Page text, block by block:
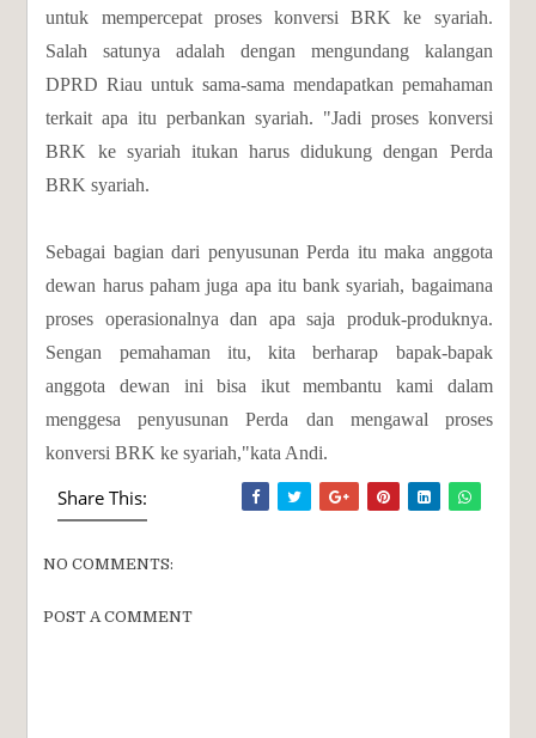
untuk mempercepat proses konversi BRK ke syariah.
Salah satunya adalah dengan mengundang kalangan
DPRD Riau untuk sama-sama mendapatkan pemahaman
terkait apa itu perbankan syariah. "Jadi proses konversi
BRK ke syariah itukan harus didukung dengan Perda
BRK syariah.
Sebagai bagian dari penyusunan Perda itu maka anggota
dewan harus paham juga apa itu bank syariah, bagaimana
proses operasionalnya dan apa saja produk-produknya.
Sengan pemahaman itu, kita berharap bapak-bapak
anggota dewan ini bisa ikut membantu kami dalam
menggesa penyusunan Perda dan mengawal proses
konversi BRK ke syariah,"kata Andi.
Share This:
NO COMMENTS:
POST A COMMENT